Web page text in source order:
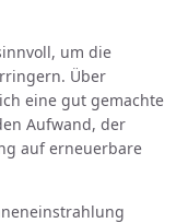
um die
Über
eine gut gemachte
Aufwand, der
auf erneuerbare